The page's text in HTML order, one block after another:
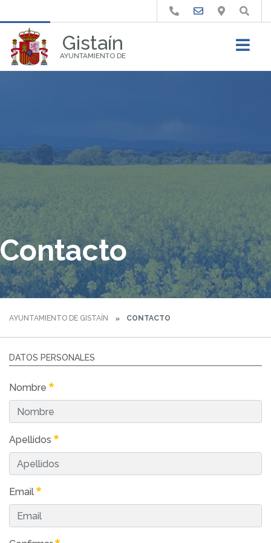
Gistaín
AYUNTAMIENTO DE
Buscar
Contacto
AYUNTAMIENTO DE GISTAÍN CONTACTO
DATOS PERSONALES
Nombre
Apellidos
Email